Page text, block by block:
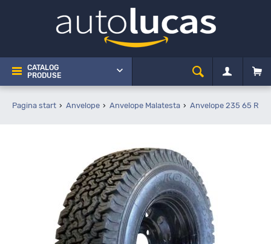
CATALOG
PRODUSE
Pagina start Anvelope Anvelope Malatesta Anvelope 235 65 R17